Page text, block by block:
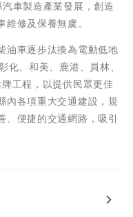
車製造產業發展，創造
修及保養無虞。
油車逐步汰換為電動低地
、和美、鹿港、員林、
工程，以提供民眾更佳
內各項重大交通建設，規
、便捷的交通網路，吸引